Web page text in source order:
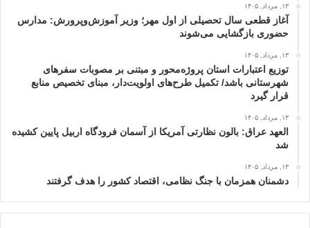
۱۳, مرداد, ۱۴۰۵
آغاز قطعی سال تحصیلی از اول مهر؛ وزیر آموزش‌وپرورش: مدارس
حضوری بازگشایی می‌شوند
۱۳, مرداد, ۱۴۰۵
توزیع اعتبارات استان پروژه‌محور و مبتنی بر مصوبات سفرهای
شهرستانی باشد/ تکمیل طرح‌های اولویت‌دار، مبنای تخصیص منابع
قرار گیرد
۱۳, مرداد, ۱۴۰۵
العهد عراق: بالون نظارتی آمریکا از آسمان فرودگاه اربیل پایین کشیده
شد
۱۳, مرداد, ۱۴۰۵
دشمنان همزمان با جنگ نظامی، اقتصاد کشور را هدف گرفتند